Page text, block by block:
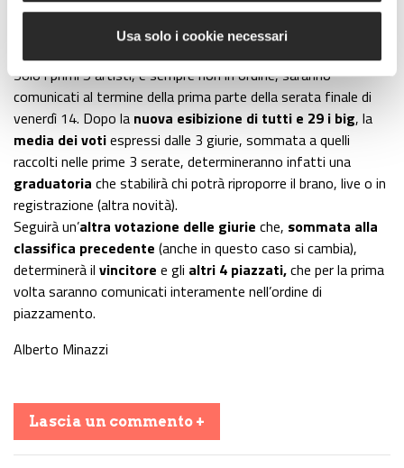
Usa solo i cookie necessari
primi 5 classificati“di tappa”, ma non in ordine di
Solo i primi 5 artisti, e sempre non in ordine, saranno
comunicati al termine della prima parte della serata finale di
venerdì 14. Dopo la nuova esibizione di tutti e 29 i big, la
media dei votiespressi dalle 3 giurie, sommata a quelli
raccolti nelle prime 3 serate, determineranno infatti una
graduatoria che stabilirà chi potrà riproporre il brano, live o in
registrazione (altra novità).
Seguirà un’altra votazione delle giurie che, sommata alla
classifica precedente (anche in questo caso si cambia),
determinerà il vincitore e gli altri 4 piazzati,che per la prima
volta saranno comunicati interamente nell’ordine di
piazzamento.
Alberto Minazzi
Lascia un commento +